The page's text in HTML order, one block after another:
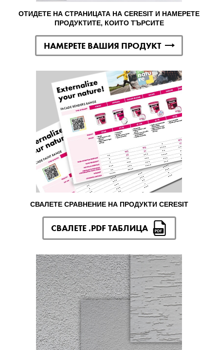
ОТИДЕТЕ НА СТРАНИЦАТА НА CERESIT И НАМЕРЕТЕ
ПРОДУКТИТЕ, КОИТО ТЪРСИТЕ
НАМЕРЕТЕ ВАШИЯ ПРОДУКТ
СВАЛЕТЕ СРАВНЕНИЕ НА ПРОДУКТИ CERESIT
СВАЛЕТЕ .PDF ТАБЛИЦА